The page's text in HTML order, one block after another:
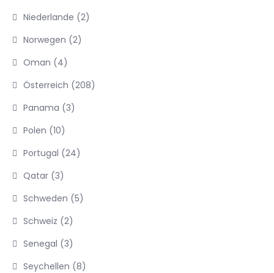
Niederlande (2)
Norwegen (2)
Oman (4)
Österreich (208)
Panama (3)
Polen (10)
Portugal (24)
Qatar (3)
Schweden (5)
Schweiz (2)
Senegal (3)
Seychellen (8)